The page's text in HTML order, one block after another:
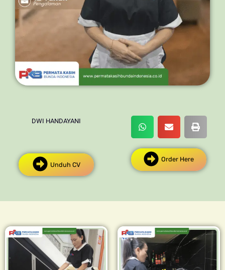
DWI HANDAYANI
Unduh CV
Order Here